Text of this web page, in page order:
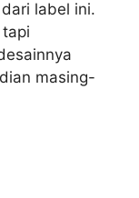
label ini.
masing-